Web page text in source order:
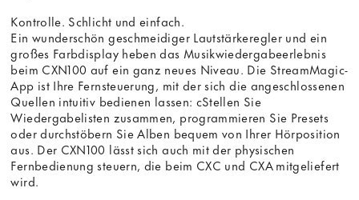
Kontrolle. Schlicht und einfach.
Ein wunderschön geschmeidiger Lautstärkeregler und ein
großes Farbdisplay heben das Musikwiedergabeerlebnis
beim CXN100 auf ein ganz neues Niveau. Die StreamMagic-
App ist Ihre Fernsteuerung, mit der sich die angeschlossenen
Quellen intuitiv bedienen lassen: cStellen Sie
Wiedergabelisten zusammen, programmieren Sie Presets
oder durchstöbern Sie Alben bequem von Ihrer Hörposition
aus. Der CXN100 lässt sich auch mit der physischen
Fernbedienung steuern, die beim CXC und CXA mitgeliefert
wird.